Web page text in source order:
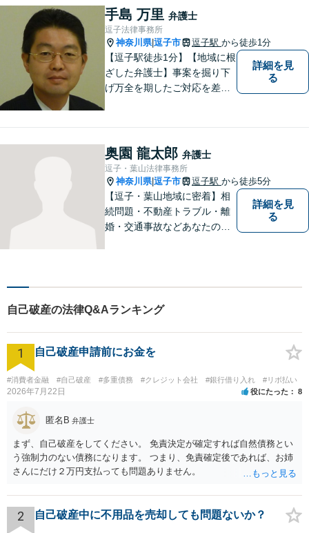
案。まずはお気軽にご相談く
ださい。
手島 万里 弁護士
逗子法律事務所
神奈川県|逗子市 逗子駅 から徒歩1分
【逗子駅徒歩1分】【地域に根
ざした弁護士】事案を掘り下
げ万全を期したご対応を差し
ど、幅広く対応可能。【明確
な料金体系】１件１件ていね
いに対応させて頂きます。ご
連絡ください。
詳細を見
る
奥園 龍太郎 弁護士
逗子・葉山法律事務所
神奈川県|逗子市 逗子駅 から徒歩5分
【逗子・葉山地域に密着】相
続問題・不動産トラブル・離
婚・交通事故などあなたの困
詳細を見
る
自己破産の法律Q&Aランキング
1 自己破産申請前にお金を
#消費者金融 #自己破産 #多重債務 #クレジット会社 #銀行借り入れ #リボ払い
2026年7月22日 役にたった 8
匿名B 弁護士
まず、自己破産をしてください。 免責決定が確定すれば自然債務とい
う強制力のない債務になります。 つまり、免責確定後であれば、お姉
さんにだけ２万円支払っても問題ありません。
2 自己破産中に不用品を売却しても問題ないか？